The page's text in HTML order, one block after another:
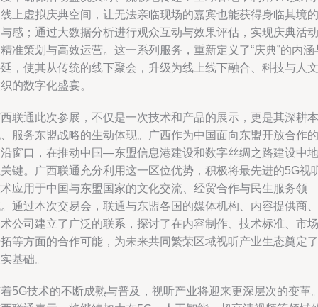
上虚拟庆典空间，让无法亲临现场的嘉宾也能获得身临其境的
感；通过大数据分析进行观众互动与效果评估，实现庆典活动
准策划与高效运营。这一系列服务，重新定义了“庆典”的内涵
，使其从传统的线下聚会，升级为线上线下融合、科技与人文
的数字化盛宴。
联通此次参展，不仅是一次技术和产品的展示，更是其深耕本
服务东盟战略的生动体现。广西作为中国面向东盟开放合作的
窗口，在推动中国—东盟信息港建设和数字丝绸之路建设中地
键。广西联通充分利用这一区位优势，积极将最先进的5G视
应用于中国与东盟国家的文化交流、经贸合作与民生服务领
通过本次交易会，联通与东盟各国的媒体机构、内容提供商、
公司建立了广泛的联系，探讨了在内容制作、技术标准、市场
等方面的合作可能，为未来共同繁荣区域视听产业生态奠定了
基础。
5G技术的不断成熟与普及，视听产业将迎来更深层次的变革